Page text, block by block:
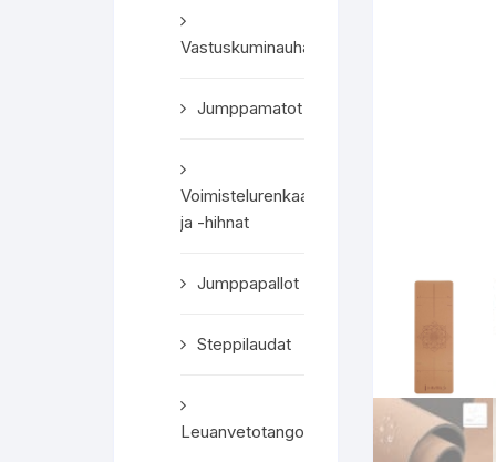
Vastuskuminauhat
Jumppamatot
Voimistelurenkaat
ja -hihnat
Jumppapallot
Steppilaudat
Leuanvetotangot